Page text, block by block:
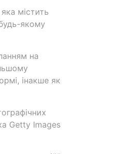
містить
якому
на
інакше як
Getty Images